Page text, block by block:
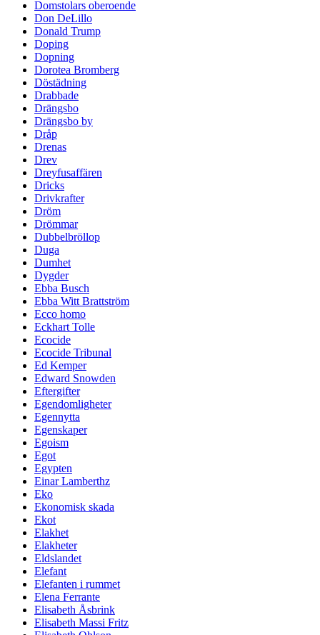
Domstolars oberoende
Don DeLillo
Donald Trump
Doping
Dopning
Dorotea Bromberg
Döstädning
Drabbade
Drängsbo
Drängsbo by
Dråp
Drenas
Drev
Dreyfusaffären
Dricks
Drivkrafter
Dröm
Drömmar
Dubbelbröllop
Duga
Dumhet
Dygder
Ebba Busch
Ebba Witt Brattström
Ecco homo
Eckhart Tolle
Ecocide
Ecocide Tribunal
Ed Kemper
Edward Snowden
Eftergifter
Egendomligheter
Egennytta
Egenskaper
Egoism
Egot
Egypten
Einar Lamberthz
Eko
Ekonomisk skada
Ekot
Elakhet
Elakheter
Eldslandet
Elefant
Elefanten i rummet
Elena Ferrante
Elisabeth Åsbrink
Elisabeth Massi Fritz